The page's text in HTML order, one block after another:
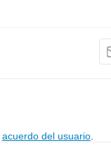
acuerdo del usuario.